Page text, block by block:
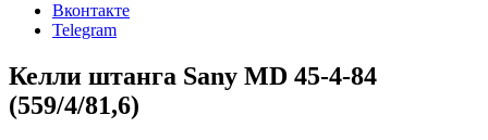
Вконтакте
Telegram
Келли штанга Sany MD 45-4-84
(559/4/81,6)